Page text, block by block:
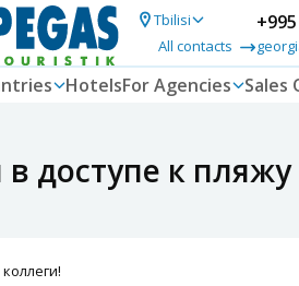
Tbilisi
All contacts
HotelsFor Agencies Sales
доступе к